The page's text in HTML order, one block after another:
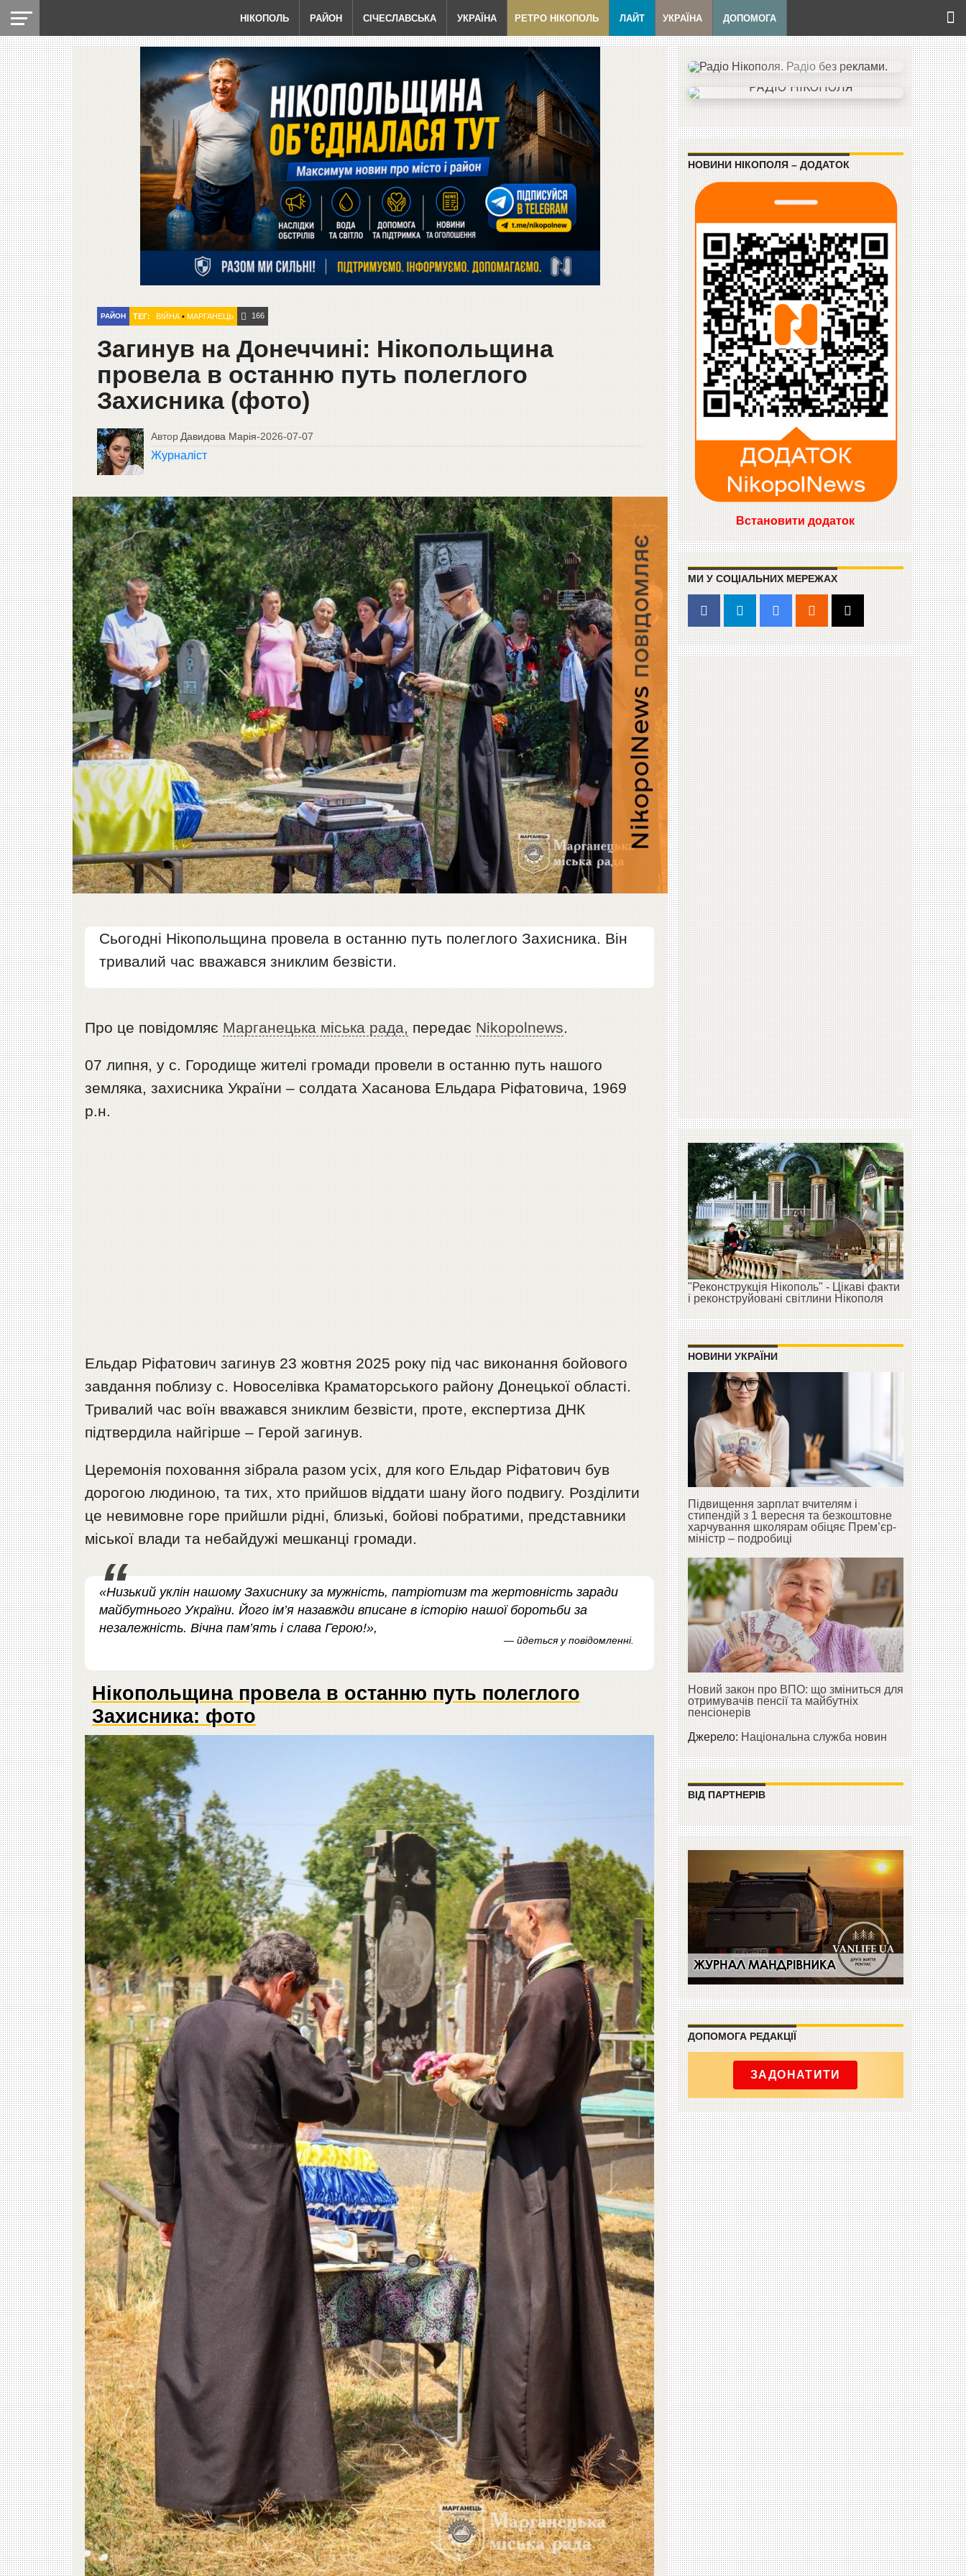
НІКОПОЛЬ РАЙОН СІЧЕСЛАВСЬКА УКРАЇНА РЕТРО НІКОПОЛЬ ЛАЙТ УКРАЇНА ДОПОМОГА
РАЙОН ТЕГ: ВІЙНА• МАРГАНЕЦЬ 166
Загинув на Донеччині: Нікопольщина
провела в останню путь полеглого
Захисника (фото)
Автор Давидова Марія-2026-07-07
Журналіст
Сьогодні Нікопольщина провела в останню путь полеглого Захисника. Він
тривалий час вважався зниклим безвісти.
Про це повідомляє Марганецька міська рада, передає Nikopolnews.
07 липня, у с. Городище жителі громади провели в останню путь нашого
земляка, захисника України – солдата Хасанова Ельдара Ріфатовича, 1969
р.н.
Ельдар Ріфатович загинув 23 жовтня 2025 року під час виконання бойового
завдання поблизу с. Новоселівка Краматорського району Донецької області.
Тривалий час воїн вважався зниклим безвісти, проте, експертиза ДНК
підтвердила найгірше – Герой загинув.
Церемонія поховання зібрала разом усіх, для кого Ельдар Ріфатович був
дорогою людиною, та тих, хто прийшов віддати шану його подвигу. Розділити
це невимовне горе прийшли рідні, близькі, бойові побратими, представники
міської влади та небайдужі мешканці громади.
«Низький уклін нашому Захиснику за мужність, патріотизм та жертовність заради
майбутнього України. Його ім’я назавжди вписане в історію нашої боротьби за
незалежність. Вічна пам’ять і слава Герою!»,
— йдеться у повідомленні.
Нікопольщина провела в останню путь полеглого
Захисника: фото
НОВИНИ НІКОПОЛЯ – ДОДАТОК
Встановити додаток
МИ У СОЦІАЛЬНИХ МЕРЕЖАХ
"Реконструкція Нікополь" - Цікаві факти
і реконструйовані світлини Нікополя
НОВИНИ УКРАЇНИ
Підвищення зарплат вчителям і
стипендій з 1 вересня та безкоштовне
харчування школярам обіцяє Прем’єр-
міністр – подробиці
Новий закон про ВПО: що зміниться для
отримувачів пенсії та майбутніх
пенсіонерів
Джерело:Національна служба новин
ВІД ПАРТНЕРІВ
ДОПОМОГА РЕДАКЦІЇ
ЗАДОНАТИТИ